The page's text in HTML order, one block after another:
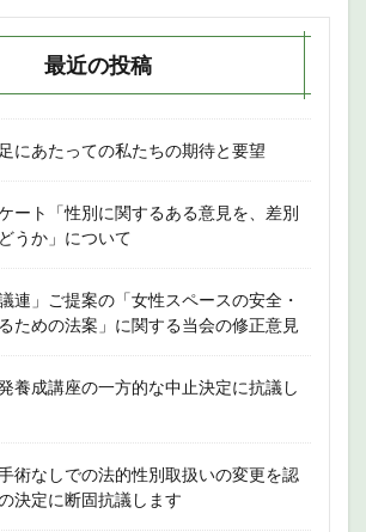
最近の投稿
にあたっての私たちの期待と要望
ート「性別に関するある意見を、差別
うか」について
連」ご提案の「女性スペースの安全・
ための法案」に関する当会の修正意見
養成講座の一方的な中止決定に抗議し
術なしでの法的性別取扱いの変更を認
決定に断固抗議します